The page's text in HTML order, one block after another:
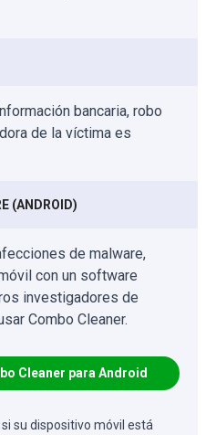
bancaria, robo
de la víctima es
(ANDROID)
de malware,
con un software
investigadores de
Combo Cleaner.
Cleaner para Android
su dispositivo móvil está